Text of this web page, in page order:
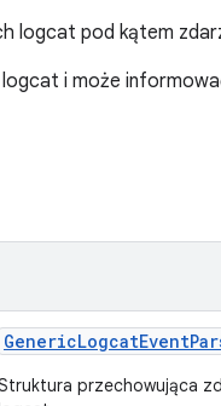
logcat pod kątem
i może
GenericLogcatEvent
przechowująca